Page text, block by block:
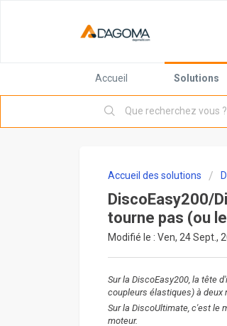
Accueil Solutions
Accueil des solutions
DiscoEasy200/
tourne pas (ou
Modifié le : Ven, 24 Sept.,
Sur la DiscoEasy200, la tête
coupleurs élastiques) à deux
Sur la DiscoUltimate, c'est le
moteur.